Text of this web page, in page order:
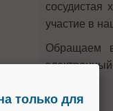
сосудистая
участие в
Обращаем
только для